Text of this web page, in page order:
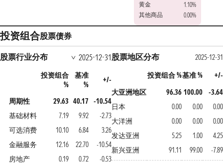
黄金
1.10%
其他商品
0.00%
投资组合股票债券
股票行业分布 2025-12-31
投资组合
%
基准
%
+/-
周期性 29.63 40.17
-10.54
基础材料
7.19 9.92
-2.73
可选消费
10.10 6.84
3.26
金融服务
12.16 22.70
-10.54
房地产
0.19 0.72 -0.53
股票地区分布
2025-12-31
投资组合 %基准 %
+/-
大亚洲地区
96.36 100.00
-3.64
日本
0.00 0.00
0.00
大洋洲
0.00 0.00
0.00
发达亚洲
5.25 1.00
4.25
新兴亚洲
91.11 99.00 -7.89